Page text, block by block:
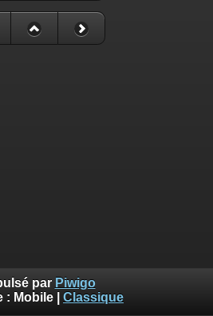
par Piwigo
: Mobile Classique